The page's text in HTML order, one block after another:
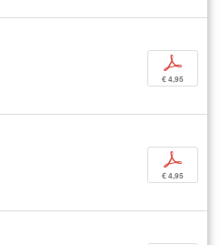
p
€ 4,95
p
€ 4,95